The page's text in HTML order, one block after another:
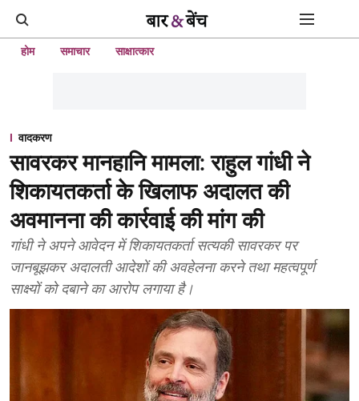
होम समाचार साक्षात्कार
वादकरण
सावरकर मानहानि मामला: राहुल गांधी ने
शिकायतकर्ता के खिलाफ अदालत की
अवमानना की कार्रवाई की मांग की
गांधी ने अपने आवेदन में शिकायतकर्ता सत्यकी सावरकर पर
जानबूझकर अदालती आदेशों की अवहेलना करने तथा महत्वपूर्ण
साक्ष्यों को दबाने का आरोप लगाया है।